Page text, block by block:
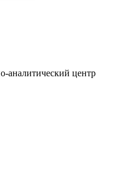
аналитический центр